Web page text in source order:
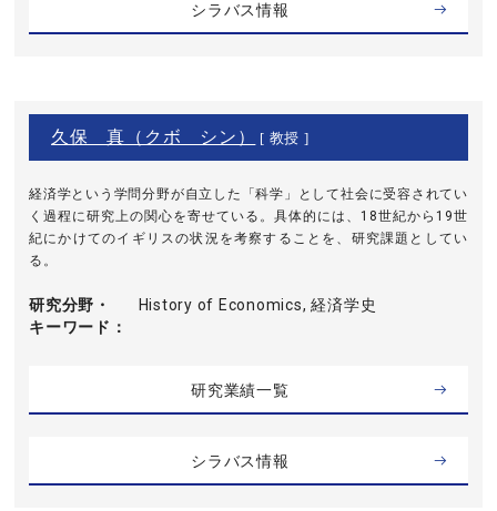
シラバス情報
久保 真（クボ シン） [ 教授 ]
経済学という学問分野が自立した「科学」として社会に受容されてい
く過程に研究上の関心を寄せている。具体的には、18世紀から19世
紀にかけてのイギリスの状況を考察することを、研究課題としてい
る。
研究分野・
キーワード
History of Economics, 経済学史
研究業績一覧
シラバス情報